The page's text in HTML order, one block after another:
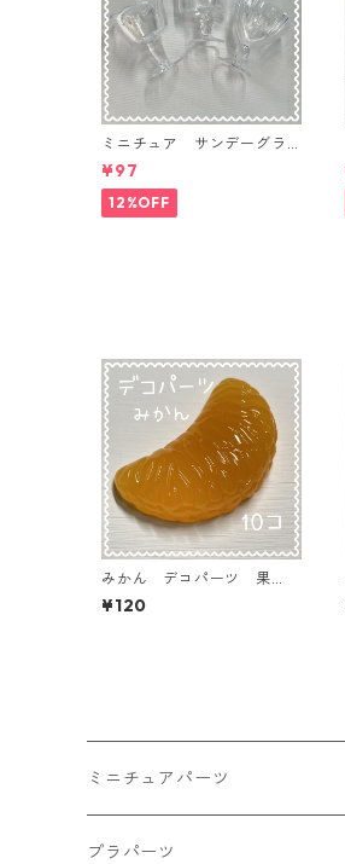
ミニチュア サンデーグラ
ス 3個入り【MNT-GLS-3P
-04】
¥97
12%OFF
みかん デコパーツ 果
物 フルーツ 10個入り
貼り付けパーツ【DP-FU-O
¥120
ミニチュアパーツ
大きいパーツ グラス系
プラパーツ